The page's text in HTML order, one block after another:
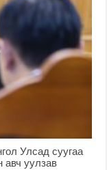
Улсад суугаа
уулзав